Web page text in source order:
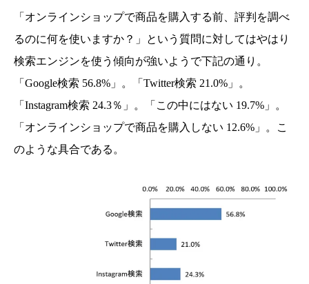
「オンラインショップで商品を購入する前、評判を調べ
るのに何を使いますか？」という質問に対してはやはり
検索エンジンを使う傾向が強いようで下記の通り。
「Google検索 56.8%」。「Twitter検索 21.0%」。
「Instagram検索 24.3％」。「この中にはない 19.7%」。
「オンラインショップで商品を購入しない 12.6%」。こ
のような具合である。